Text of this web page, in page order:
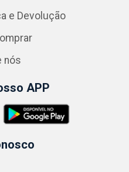
e Devolução
nós
APP